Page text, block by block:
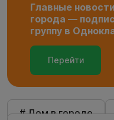
Главные
города —
группу в
Перейти
# Дом в городе